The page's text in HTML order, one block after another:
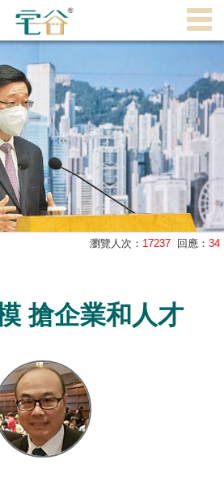
理
瀏覽人次： 17237 回應： 34
搶企業和人才